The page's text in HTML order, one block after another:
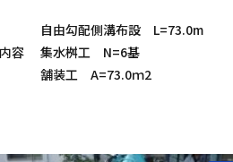
容
自由勾配側溝布設 L=73.0m
集水桝工 N=6基
舗装工 A=73.0ｍ2